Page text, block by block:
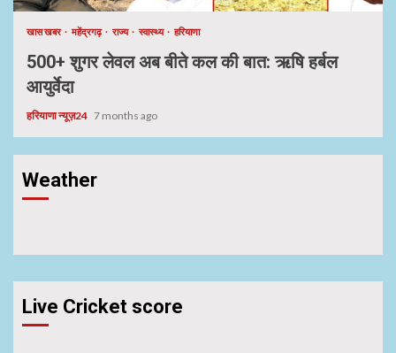
खास खबर महेंद्रगढ़ राज्य स्वास्थ्य हरियाणा
500+ शुगर लेवल अब बीते कल की बात: ऋषि हर्बल
आयुर्वेदा
हरियाणा न्यूज़24 7 months ago
Weather
Live Cricket score